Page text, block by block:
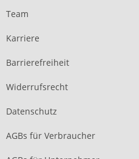
Team
Karriere
Barrierefreiheit
Widerrufsrecht
Datenschutz
AGBs für Verbraucher